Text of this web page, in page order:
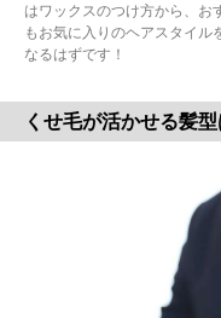
はワックスのつけ方から、お
もお気に入りのヘアスタイル
なるはずです！
くせ毛が活かせる髪